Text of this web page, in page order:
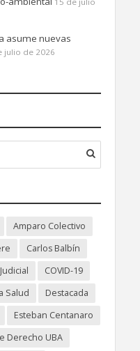
asume nuevas
julio de 2026
Amparo Colectivo
Carlos Balbín
COVID-19
Salud
Destacada
Esteban Centanaro
Derecho UBA